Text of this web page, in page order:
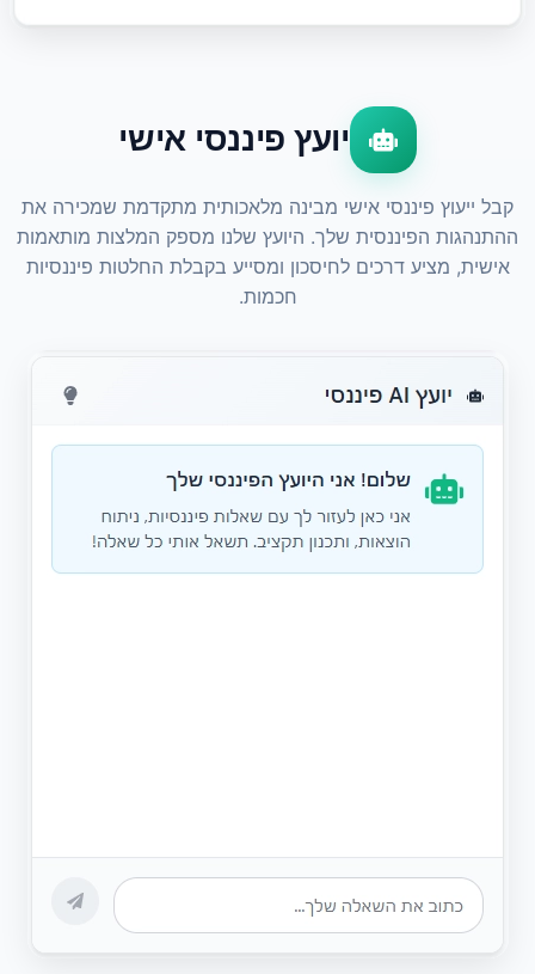
יועץ פיננסי אישי
קבל ייעוץ פיננסי אישי מבינה מלאכותית מתקדמת שמכירה את
ההתנהגות הפיננסית שלך. היועץ שלנו מספק המלצות מותאמות
אישית, מציע דרכים לחיסכון ומסייע בקבלת החלטות פיננסיות
חכמות.